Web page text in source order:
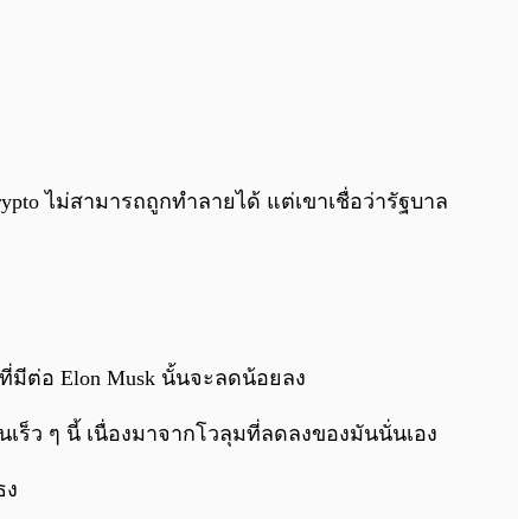
ไม่สามารถถูกทำลายได้ แต่เขาเชื่อว่ารัฐบาล
มีต่อ Elon Musk นั้นจะลดน้อยลง
ร็ว ๆ นี้ เนื่องมาจากโวลุมที่ลดลงของมันนั่นเอง
ง